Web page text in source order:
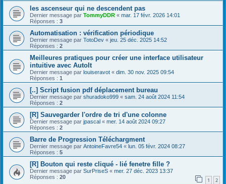
les ascenseur qui ne descendent pas
Dernier message par TommyDDR « mar. 17 févr. 2026 14:01
Réponses : 3
Automatisation : vérification périodique
Dernier message par TotoDev « jeu. 25 déc. 2025 14:52
Réponses : 2
Meilleures pratiques pour créer une interface utilisateur
intuitive avec AutoIt
Dernier message par louiseravot « dim. 30 nov. 2025 09:54
Réponses : 1
[..] Script fusion pdf déplacement bureau
Dernier message par shuradoko999 « sam. 24 août 2024 11:54
Réponses : 2
[R] Sauvegarder l'ordre de tri d'une colonne
Dernier message par jpascal « mer. 14 août 2024 09:27
Réponses : 2
Barre de Progression Téléchargment
Dernier message par AntoineFavre54 « lun. 05 févr. 2024 08:27
Réponses : 5
[R] Bouton qui reste cliqué - lié fenetre fille ?
Dernier message par SurPriseS « mer. 27 déc. 2023 13:37
Réponses : 20 1 2